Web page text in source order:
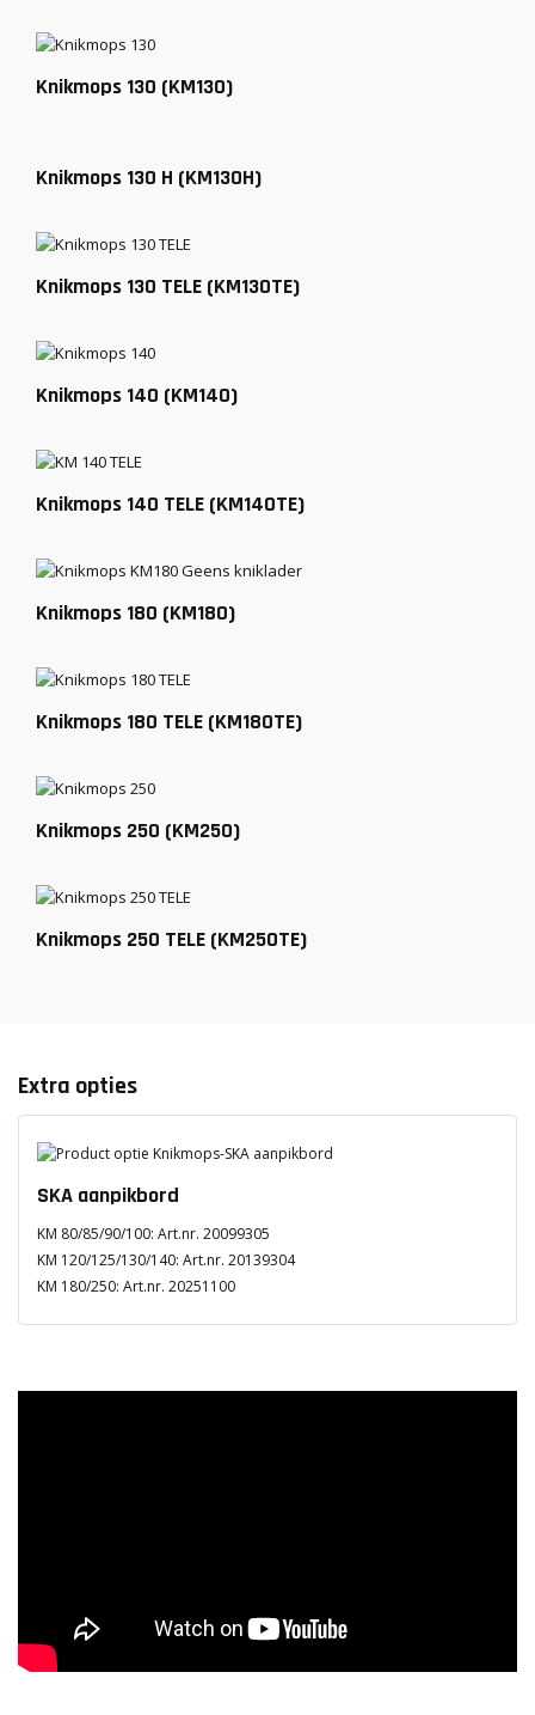
Knikmops 130 (KM130)
Knikmops 130 H (KM130H)
Knikmops 130 TELE (KM130TE)
Knikmops 140 (KM140)
Knikmops 140 TELE (KM140TE)
Knikmops 180 (KM180)
Knikmops 180 TELE (KM180TE)
Knikmops 250 (KM250)
Knikmops 250 TELE (KM250TE)
Extra opties
SKA aanpikbord
KM 80/85/90/100: Art.nr. 20099305
KM 120/125/130/140: Art.nr. 20139304
KM 180/250: Art.nr. 20251100